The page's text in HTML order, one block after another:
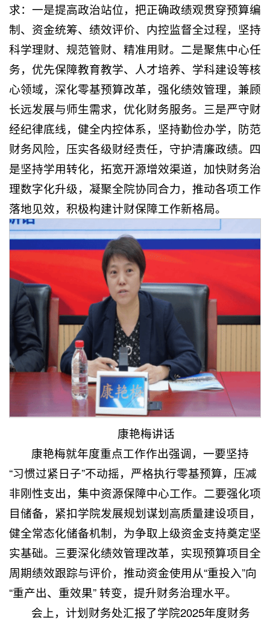
求：一是提高政治站位，把正确政绩观贯穿预算编
制、资金统筹、绩效评价、内控监督全过程，坚持
科学理财、规范管财、精准用财。二是聚焦中心任
务，优先保障教育教学、人才培养、学科建设等核
心领域，深化零基预算改革，强化绩效管理，兼顾
长远发展与师生需求，优化财务服务。三是严守财
经纪律底线，健全内控体系，坚持勤俭办学，防范
财务风险，压实各级财经责任，守护清廉政绩。四
是坚持学用转化，拓宽开源增效渠道，加快财务治
理数字化升级，凝聚全院协同合力，推动各项工作
落地见效，积极构建计财保障工作新格局。
康艳梅讲话
康艳梅就年度重点工作作出强调，一要坚持
“习惯过紧日子”不动摇，严格执行零基预算，压减
非刚性支出，集中资源保障中心工作。二要强化项
目储备，紧扣学院发展规划谋划高质量建设项目，
健全常态化储备机制，为争取上级资金支持奠定坚
实基础。三要深化绩效管理改革，实现预算项目全
周期绩效跟踪与评价，推动资金使用从“重投入”向
“重产出、重效果” 转变，提升财务治理水平。
会上，计划财务处汇报了学院2025年度财务